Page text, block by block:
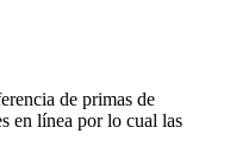
de primas de
en línea por lo cual las